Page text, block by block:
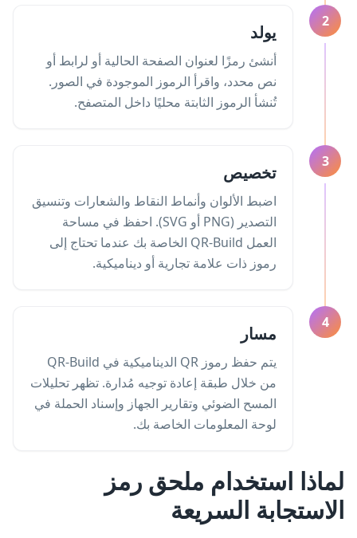
2
يولد
أنشئ رمزًا لعنوان الصفحة الحالية أو لرابط أو
نص محدد، واقرأ الرموز الموجودة في الصور.
تُنشأ الرموز الثابتة محليًا داخل المتصفح.
3
تخصيص
اضبط الألوان وأنماط النقاط والشعارات وتنسيق
التصدير (PNG أو SVG). احفظ في مساحة
العمل QR-Build الخاصة بك عندما تحتاج إلى
رموز ذات علامة تجارية أو ديناميكية.
4
مسار
يتم حفظ رموز QR الديناميكية في QR-Build
من خلال طبقة إعادة توجيه مُدارة. تظهر تحليلات
المسح الضوئي وتقارير الجهاز وإسناد الحملة في
لوحة المعلومات الخاصة بك.
لماذا استخدام ملحق رمز
الاستجابة السريعة